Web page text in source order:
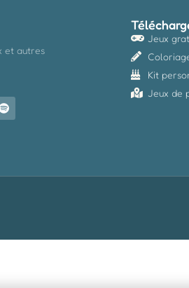
et autres
Jeux
Kit
Jeux de